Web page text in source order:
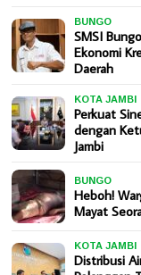
BUNGO
SMSI
Ekonomi
Daerah
KOTA JAMBI
Perkuat
dengan
Jambi
BUNGO
Heboh!
Mayat
KOTA JAMBI
Distribusi